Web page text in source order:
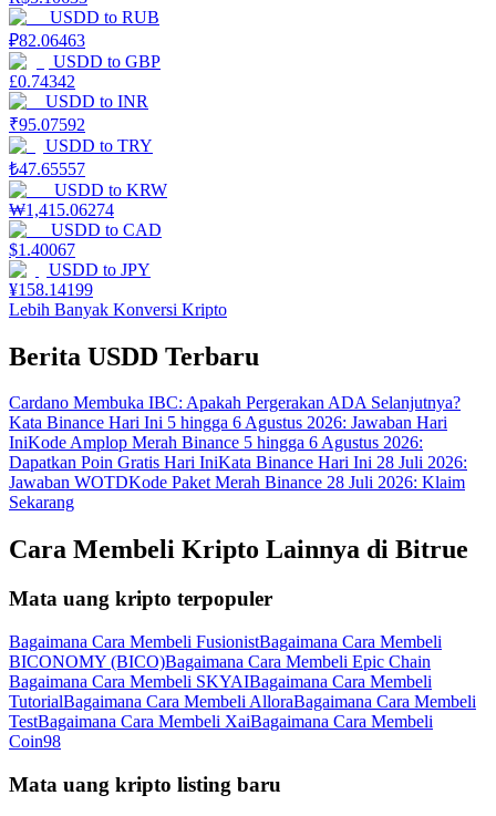
USDD to RUB
₽82.06463
USDD to GBP
£0.74342
USDD to INR
₹95.07592
USDD to TRY
₺47.65557
USDD to KRW
₩1,415.06274
USDD to CAD
$1.40067
USDD to JPY
¥158.14199
Lebih Banyak Konversi Kripto
Berita USDD Terbaru
Cardano Membuka IBC: Apakah Pergerakan ADA Selanjutnya?
Kata Binance Hari Ini 5 hingga 6 Agustus 2026: Jawaban Hari
IniKode Amplop Merah Binance 5 hingga 6 Agustus 2026:
Dapatkan Poin Gratis Hari IniKata Binance Hari Ini 28 Juli 2026:
Jawaban WOTDKode Paket Merah Binance 28 Juli 2026: Klaim
Sekarang
Cara Membeli Kripto Lainnya di Bitrue
Mata uang kripto terpopuler
Bagaimana Cara Membeli FusionistBagaimana Cara Membeli
BICONOMY (BICO)Bagaimana Cara Membeli Epic Chain
Bagaimana Cara Membeli SKYAIBagaimana Cara Membeli
TutorialBagaimana Cara Membeli AlloraBagaimana Cara Membeli
TestBagaimana Cara Membeli XaiBagaimana Cara Membeli
Coin98
Mata uang kripto listing baru